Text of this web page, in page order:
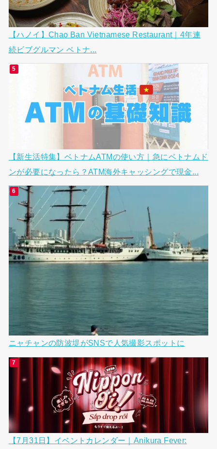
【ハノイ】Chao Ban Vietnamese Restaurant｜4年連
続ビブグルマン ベトナ...
【新生活特集】ベトナムATMの使い方｜急にベトナムド
ンが必要になったら？ATM海外キャッシングで現金...
ニャチャンの防波堤がSNSで人気撮影スポットに
【7月31日】イベントカレンダー｜Anikura Fever: